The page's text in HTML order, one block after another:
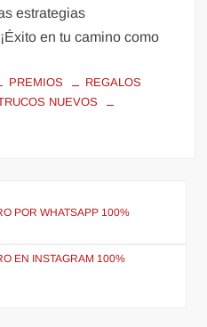
estrategias
en tu camino como
PREMIOS
REGALOS
NUEVOS
POR WHATSAPP 100%
EN INSTAGRAM 100%